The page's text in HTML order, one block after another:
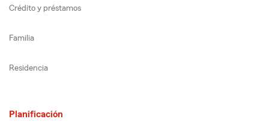
Crédito y préstamos
Familia
Residencia
Planificación